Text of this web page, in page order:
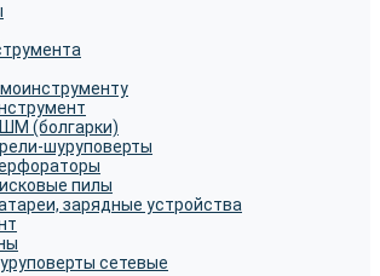
(болгарки)
шуруповерты
пилы
зарядные устройства
сетевые